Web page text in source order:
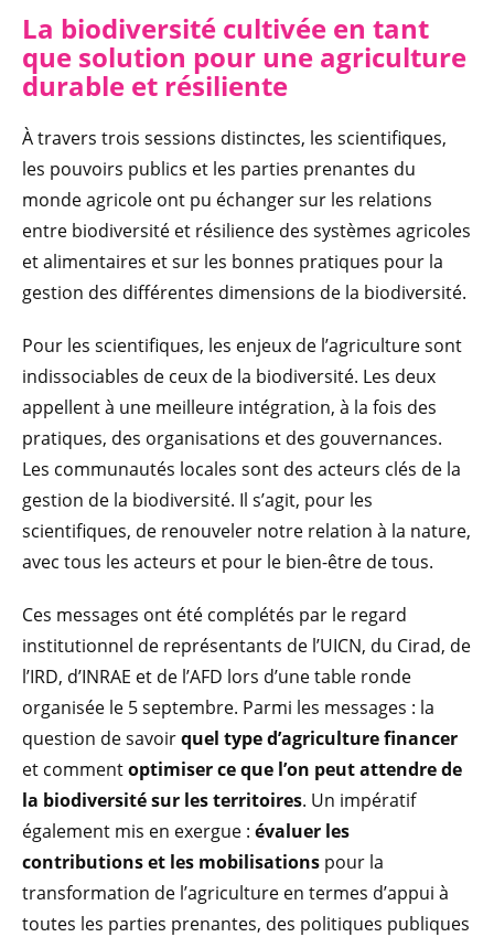
La biodiversité cultivée en tant
que solution pour une agriculture
durable et résiliente
À travers trois sessions distinctes, les scientifiques,
les pouvoirs publics et les parties prenantes du
monde agricole ont pu échanger sur les relations
entre biodiversité et résilience des systèmes agricoles
et alimentaires et sur les bonnes pratiques pour la
gestion des différentes dimensions de la biodiversité.
Pour les scientifiques, les enjeux de l’agriculture sont
indissociables de ceux de la biodiversité. Les deux
appellent à une meilleure intégration, à la fois des
pratiques, des organisations et des gouvernances.
Les communautés locales sont des acteurs clés de la
gestion de la biodiversité. Il s’agit, pour les
scientifiques, de renouveler notre relation à la nature,
avec tous les acteurs et pour le bien-être de tous.
Ces messages ont été complétés par le regard
institutionnel de représentants de l’UICN, du Cirad, de
l’IRD, d’INRAE et de l’AFD lors d’une table ronde
organisée le 5 septembre. Parmi les messages : la
question de savoirquel type d’agriculture financer
et commentoptimiser ce que l’on peut attendre de
la biodiversité sur les territoires. Un impératif
également mis en exergue : évaluer les
contributions et les mobilisations pour la
transformation de l’agriculture en termes d’appui à
toutes les parties prenantes, des politiques publiques